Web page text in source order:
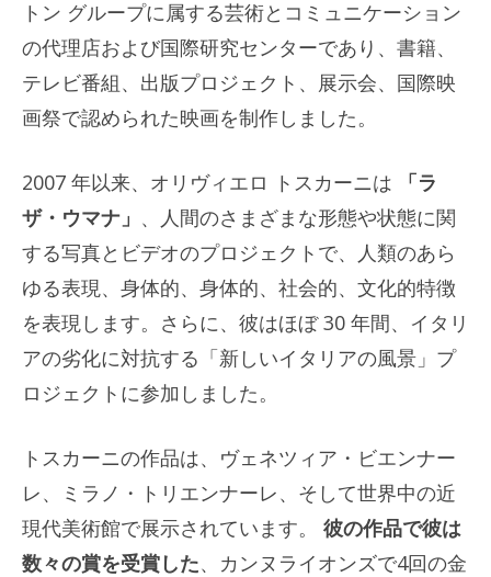
トン グループに属する芸術とコミュニケーション
の代理店および国際研究センターであり、書籍、
テレビ番組、出版プロジェクト、展示会、国際映
画祭で認められた映画を制作しました。
2007 年以来、オリヴィエロ トスカーニは 「ラ
ザ・ウマナ」 、人間のさまざまな形態や状態に関
する写真とビデオのプロジェクトで、人類のあら
ゆる表現、身体的、身体的、社会的、文化的特徴
を表現します。さらに、彼はほぼ 30 年間、イタリ
アの劣化に対抗する「新しいイタリアの風景」プ
ロジェクトに参加しました。
トスカーニの作品は、ヴェネツィア・ビエンナー
レ、ミラノ・トリエンナーレ、そして世界中の近
現代美術館で展示されています。 彼の作品で彼は
数々の賞を受賞した、カンヌライオンズで4回の金